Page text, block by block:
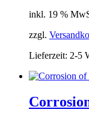
inkl. 19 %
zzgl.
Lieferzeit: 2-5